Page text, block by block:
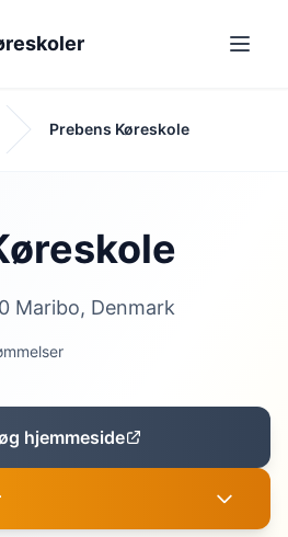
Prebens Køreskole
Maribo, Denmark
hjemmeside